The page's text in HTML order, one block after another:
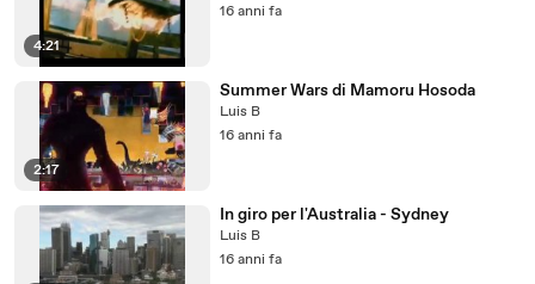
4:21
16 anni fa
2:17
Summer Wars di Mamoru Hosoda
Luis B
16 anni fa
In giro per l'Australia - Sydney
Luis B
16 anni fa